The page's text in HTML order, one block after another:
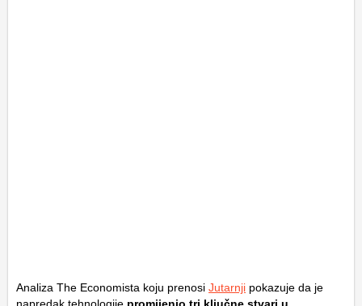
Analiza The Economista koju prenosi Jutarnji pokazuje da je